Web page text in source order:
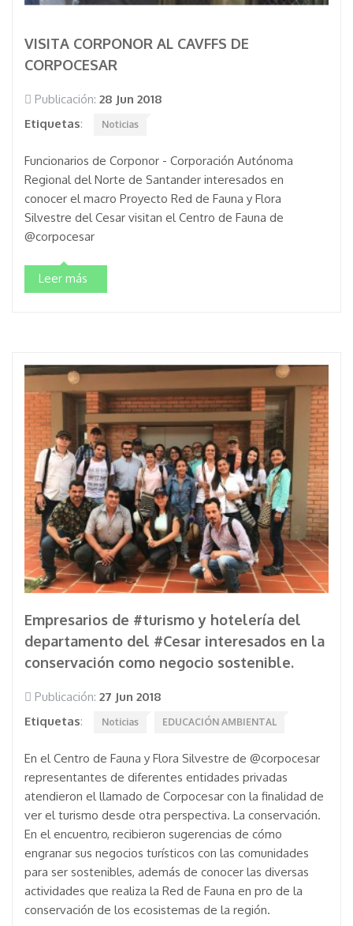
VISITA CORPONOR AL CAVFFS DE
CORPOCESAR
Publicación: 28 Jun 2018
Etiquetas: Noticias
Funcionarios de Corponor - Corporación Autónoma
Regional del Norte de Santander interesados en
conocer el macro Proyecto Red de Fauna y Flora
Silvestre del Cesar visitan el Centro de Fauna de
@corpocesar
Leer más
Empresarios de #turismo y hotelería del
departamento del #Cesar interesados en la
conservación como negocio sostenible.
Publicación: 27 Jun 2018
Etiquetas: Noticias EDUCACIÓN AMBIENTAL
En el Centro de Fauna y Flora Silvestre de @corpocesar
representantes de diferentes entidades privadas
atendieron el llamado de Corpocesar con la finalidad de
ver el turismo desde otra perspectiva. La conservación.
En el encuentro, recibieron sugerencias de cómo
engranar sus negocios turísticos con las comunidades
para ser sostenibles, además de conocer las diversas
actividades que realiza la Red de Fauna en pro de la
conservación de los ecosistemas de la región.